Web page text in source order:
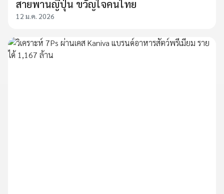
สายพานญี่ปุ่น ขวัญใจคนไทย
12 ม.ค. 2026